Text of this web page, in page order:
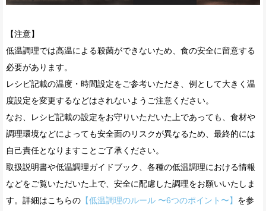
【注意】
低温調理では高温による殺菌ができないため、食の安全に留意する
必要があります。
レシピ記載の温度・時間設定をご参考いただき、例として大きく温
度設定を変更するなどはされないようご注意ください。
なお、レシピ記載の設定をお守りいただいた上であっても、食材や
調理環境などによっても安全面のリスクが異なるため、最終的には
自己責任となりますことご了承ください。
取扱説明書や低温調理ガイドブック、各種の低温調理における情報
などをご覧いただいた上で、安全に配慮した調理をお願いいたしま
す。詳細はこちらの 【低温調理のルール 〜6つのポイント〜】 を参